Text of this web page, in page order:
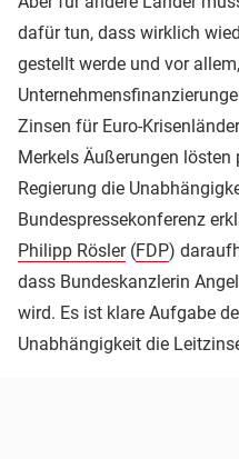
dafür tun, dass wirklich
gestellt werde und vor
Zinsen für Euro-
Merkels Äußerungen
Regierung die
Bundespressekonferenz
Philipp Rösler(FDP)
dass Bundeskanzlerin
wird. Es ist klare Aufgabe
Unabhängigkeit die